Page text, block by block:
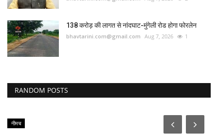
138 करोड़ की लागत से नांदघाट-मुंगेली रोड होगा फोरलेन
bhavtarini.com@gmail.com Aug 7, 2026 1
RANDOM POSTS
नीमच